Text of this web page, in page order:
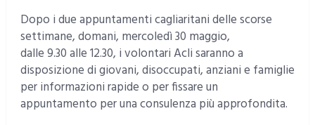
Dopo i due appuntamenti cagliaritani delle scorse
settimane, domani, mercoledì 30 maggio,
dalle 9.30 alle 12.30, i volontari Acli saranno a
disposizione di giovani, disoccupati, anziani e famiglie
per informazioni rapide o per fissare un
appuntamento per una consulenza più approfondita.